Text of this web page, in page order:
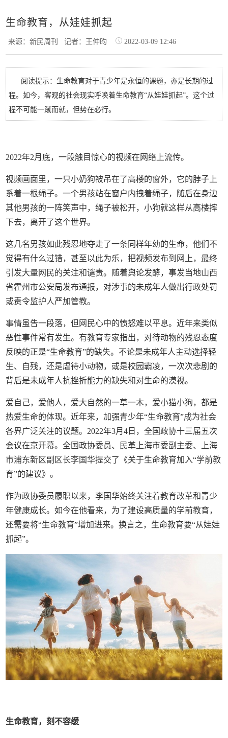
生命教育，从娃娃抓起
来源：新民周刊记者：王仲昀 2022-03-09 12:46
阅读提示：生命教育对于青少年是永恒的课题，亦是长期的过
程。如今，客观的社会现实呼唤着生命教育“从娃娃抓起”。这个过
程不可能一蹴而就，但势在必行。
2022年2月底，一段触目惊心的视频在网络上流传。
视频画面里，一只小奶狗被吊在了高楼的窗外，它的脖子上
系着一根绳子。一个男孩站在窗户内拽着绳子，随后在身边
其他男孩的一阵笑声中，绳子被松开，小狗就这样从高楼摔
下去，离开了这个世界。
这几名男孩如此残忍地夺走了一条同样年幼的生命，他们不
觉得有什么过错，甚至以此为乐，把视频发布到网上，最终
引发大量网民的关注和谴责。随着舆论发酵，事发当地山西
省霍州市公安局发布通报，对涉事的未成年人做出行政处罚
或责令监护人严加管教。
事情虽告一段落，但网民心中的愤怒难以平息。近年来类似
恶性事件常有发生。有教育专家指出，对待动物的残忍态度
反映的正是“生命教育”的缺失。不论是未成年人主动选择轻
生、自残，还是虐待小动物，或是校园霸凌，一次次悲剧的
背后是未成年人抗挫折能力的缺失和对生命的漠视。
爱自己，爱他人，爱大自然的一草一木，爱小猫小狗，都是
热爱生命的体现。近年来，加强青少年“生命教育”成为社会
各界广泛关注的议题。2022年3月4日，全国政协十三届五次
会议在京开幕。全国政协委员、民革上海市委副主委、上海
市浦东新区副区长李国华提交了《关于生命教育加入“学前教
育”的建议》。
作为政协委员履职以来，李国华始终关注着教育改革和青少
年健康成长。如今在他看来，为了建设高质量的学前教育，
还需要将“生命教育”增加进来。换言之，生命教育要“从娃娃
抓起”。
生命教育，刻不容缓